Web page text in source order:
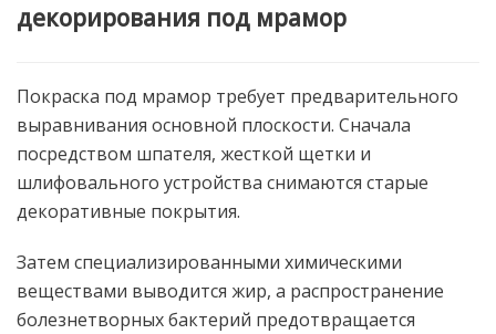
декорирования под мрамор
Покраска под мрамор требует предварительного
выравнивания основной плоскости. Сначала
посредством шпателя, жесткой щетки и
шлифовального устройства снимаются старые
декоративные покрытия.
Затем специализированными химическими
веществами выводится жир, а распространение
болезнетворных бактерий предотвращается